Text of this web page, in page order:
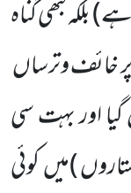
ہے)بلکہ کبھی گناہ
خائف وترساں
اور بہت سی
)میںکوئی